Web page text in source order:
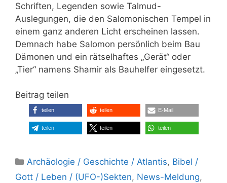
Schriften, Legenden sowie Talmud-
Auslegungen, die den Salomonischen Tempel in
einem ganz anderen Licht erscheinen lassen.
Demnach habe Salomon persönlich beim Bau
Dämonen und ein rätselhaftes „Gerät“ oder
„Tier“ namens Shamir als Bauhelfer eingesetzt.
Beitrag teilen
teilen teilen E-Mail
teilen teilen teilen
Kategorien
Archäologie / Geschichte / Atlantis, Bibel /
Gott / Leben / (UFO-)Sekten, News-Meldung,